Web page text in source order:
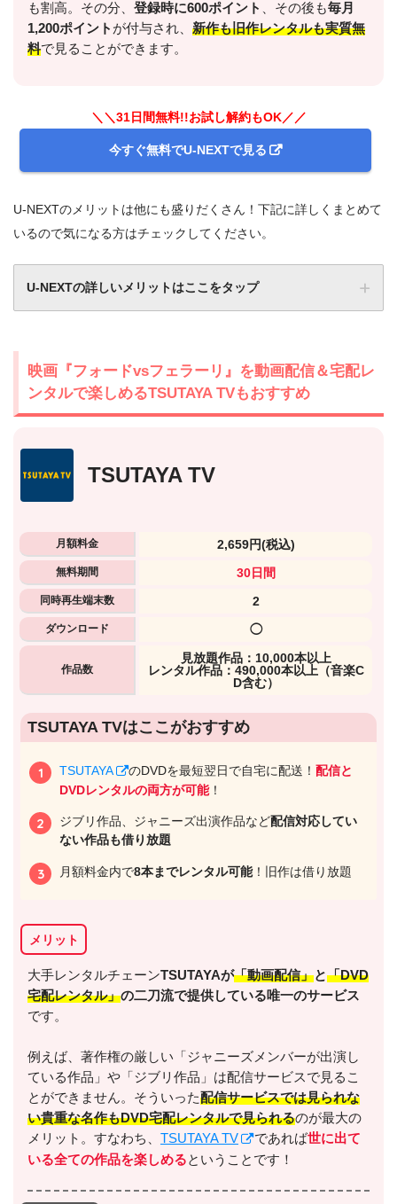
も割高。その分、 登録時に600ポイント 、その後も毎月
1,200ポイント が付与され、 新作も旧作レンタルも実質無
料で見ることができます。
＼＼31日間無料!!お試し解約もOK／／
今すぐ無料でU-NEXTで見る
U-NEXTのメリットは他にも盛りだくさん！下記に詳しくまとめて
いるので気になる方はチェックしてください。
U-NEXTの詳しいメリットはここをタップ
出典: U-NEXTヘルプセンター
＼＼31日間無料!!お試し解約もOK／／
今すぐ無料でU-NEXTで見る
映画『フォードvsフェラーリ』を動画配信＆宅配レ
ンタルで楽しめるTSUTAYA TVもおすすめ
TSUTAYA TV
月額料金 2,659円(税込)
無料期間 30日間
同時再生端末数 2
ダウンロード ◯
作品数
⾒放題作品：10,000本以上
レンタル作品：490,000本以上（音楽C
D含む）
TSUTAYA TVはここがおすすめ
TSUTAYA のDVDを最短翌日で自宅に配送！配信と
DVDレンタルの両方が可能！
ジブリ作品、ジャニーズ出演作品など配信対応してい
ない作品も借り放題
月額料金内で8本までレンタル可能！旧作は借り放題
メリット
大手レンタルチェーンTSUTAYAが「動画配信」と「DVD
宅配レンタル」の二刀流で提供している唯一のサービス
です。
例えば、著作権の厳しい「ジャニーズメンバーが出演し
ている作品」や「ジブリ作品」は配信サービスで見るこ
とができません。そういった配信サービスでは見られな
い貴重な名作もDVD宅配レンタルで見られるのが最大の
メリット。すなわち、 TSUTAYA TV であれば世に出て
いる全ての作品を楽しめるということです！